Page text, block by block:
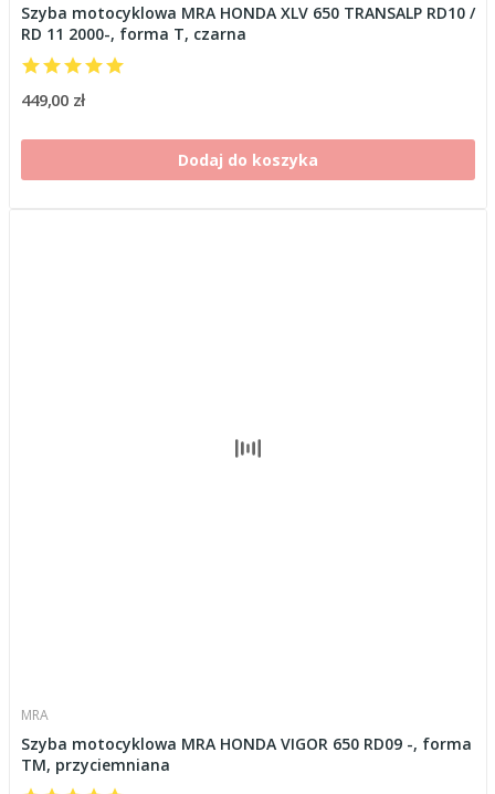
Szyba motocyklowa MRA HONDA XLV 650 TRANSALP RD10 /
RD 11 2000-, forma T, czarna
449,00 zł
Dodaj do koszyka
MRA
Szyba motocyklowa MRA HONDA VIGOR 650 RD09 -, forma
TM, przyciemniana